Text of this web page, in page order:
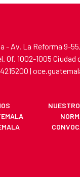
- Av. La Reforma 9-
Of. 1002-1005 Ciudad
|